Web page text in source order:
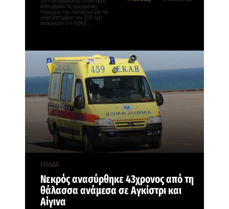
Σεπτεμβρίου Τις ημερομηνίες
πληρωμής των συντάξεων για τον
μήνα Σεπτέμβριο του 2026 έχει
ανακοινώσει ο e-ΕΦΚΑ,…
ΕΛΛΑΔΑ
Νεκρός ανασύρθηκε 43χρονος από τη
θάλασσα ανάμεσα σε Αγκίστρι και
Αίγινα